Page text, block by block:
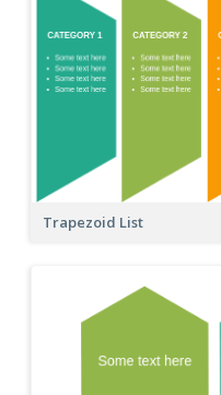
Trapezoid List